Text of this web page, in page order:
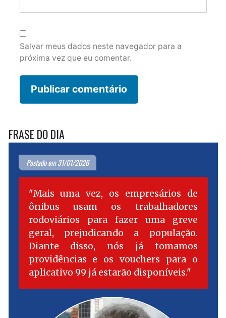
Salvar meus dados neste navegador para a
próxima vez que eu comentar.
FRASE DO DIA
Postado em 31/01/2026
Mais uma vez, os empresários de
ônibus usam os trabalhadores
rodoviários para fazer uma greve
geral, prejudicando a população.
Diante disso, nós já tomamos
providências e os vouchers para o
aplicativo 99 já estarão disponíveis.